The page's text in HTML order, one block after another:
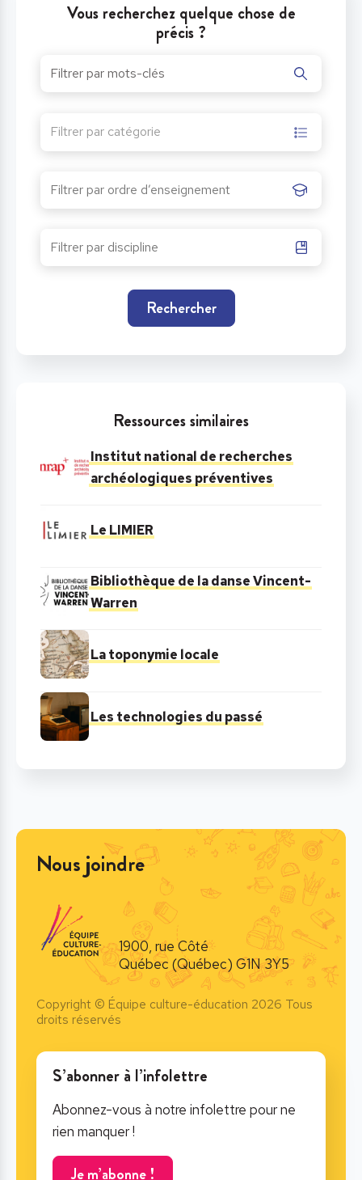
Vous recherchez quelque chose de
précis ?
Filtrer par catégorie
Rechercher
Ressources similaires
Institut national de recherches
archéologiques préventives
Le LIMIER
Bibliothèque de la danse Vincent-
Warren
La toponymie locale
Les technologies du passé
Nous joindre
1900, rue Côté
Québec (Québec) G1N 3Y5
Copyright © Équipe culture-éducation 2026 Tous
droits réservés
S’abonner à l’infolettre
Abonnez-vous à notre infolettre pour ne
rien manquer !
Je m’abonne !